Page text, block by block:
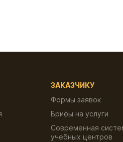
ЗАКАЗЧИКУ
Формы заявок
Брифы на услуги
Современная
учебных центров